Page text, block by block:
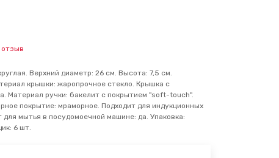
отзыв
Верхний диаметр: 26 см. Высота: 7,5 см.
крышки: жаропрочное стекло. Крышка с
Материал ручки: бакелит с покрытием "soft-touch".
покрытие: мраморное. Подходит для индукционных
мытья в посудомоечной машине: да. Упаковка:
6 шт.